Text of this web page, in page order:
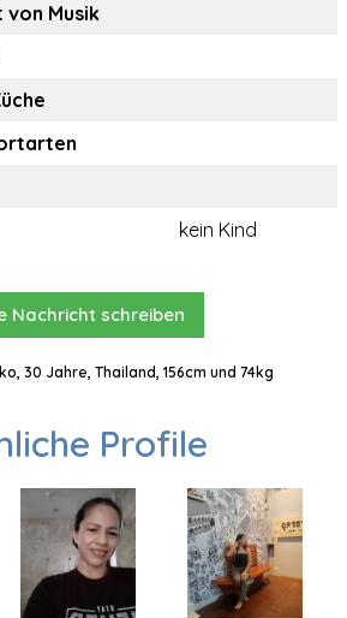
von Musik
kein Kind
Nachricht schreiben
30 Jahre, Thailand, 156cm und 74kg
Profile